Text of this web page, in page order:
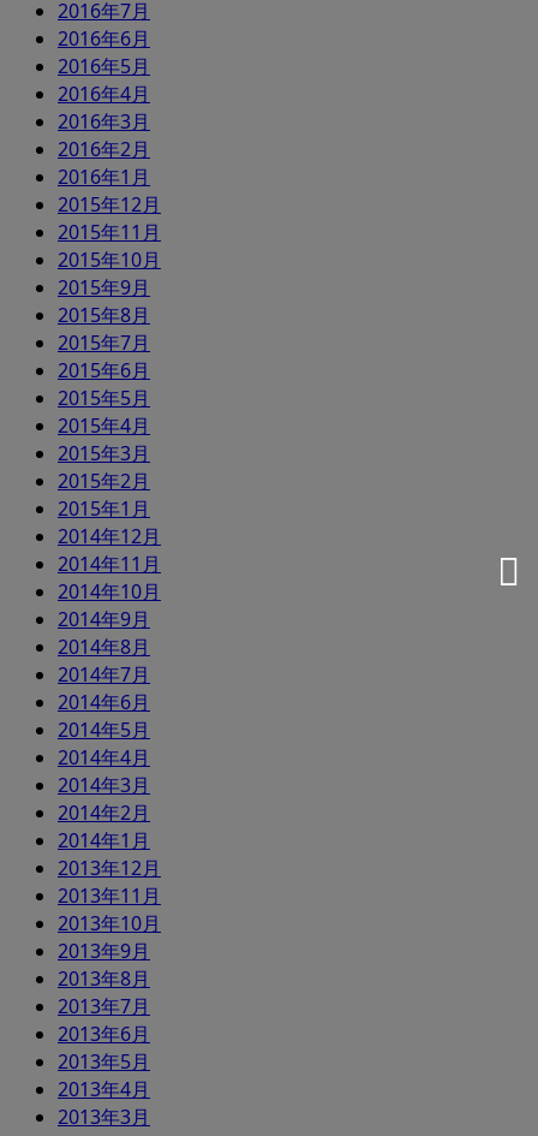
2016年7月
2016年6月
2016年5月
2016年4月
2016年3月
2016年2月
2016年1月
2015年12月
2015年11月
2015年10月
2015年9月
2015年8月
2015年7月
2015年6月
2015年5月
2015年4月
2015年3月
2015年2月
2015年1月
2014年12月
2014年11月
2014年10月
2014年9月
2014年8月
2014年7月
2014年6月
2014年5月
2014年4月
2014年3月
2014年2月
2014年1月
2013年12月
2013年11月
2013年10月
2013年9月
2013年8月
2013年7月
2013年6月
2013年5月
2013年4月
2013年3月